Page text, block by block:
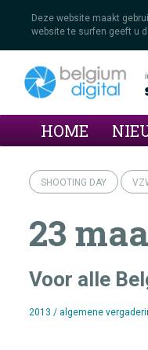
Deze website maakt
website te surfen geeft u
HOME
SHOOTING DAY
23
Voor alle
2013 / algemene